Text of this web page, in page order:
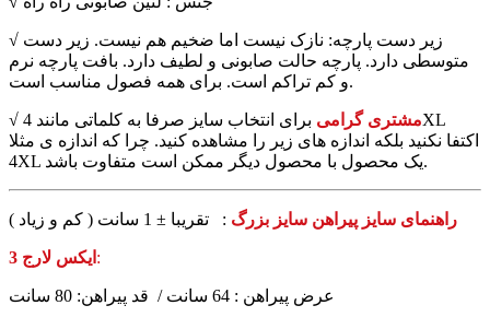
√ زیر دست پارچه: نازک نیست اما ضخیم هم نیست. زیر دست
متوسطی دارد. پارچه حالت صابونی و لطیف دارد. بافت پارچه نرم
و کم تراکم است. برای همه فصول مناسب است.
√ مشتری گرامی
برای انتخاب سایز صرفا به کلماتی مانند 4XL
اکتفا نکنید بلکه اندازه های زیر را مشاهده کنید. چرا که اندازه ی مثلا
4XL یک محصول با محصول دیگر ممکن است متفاوت باشد.
راهنمای سایز پیراهن سایز بزرگ
3 ایکس لارج :